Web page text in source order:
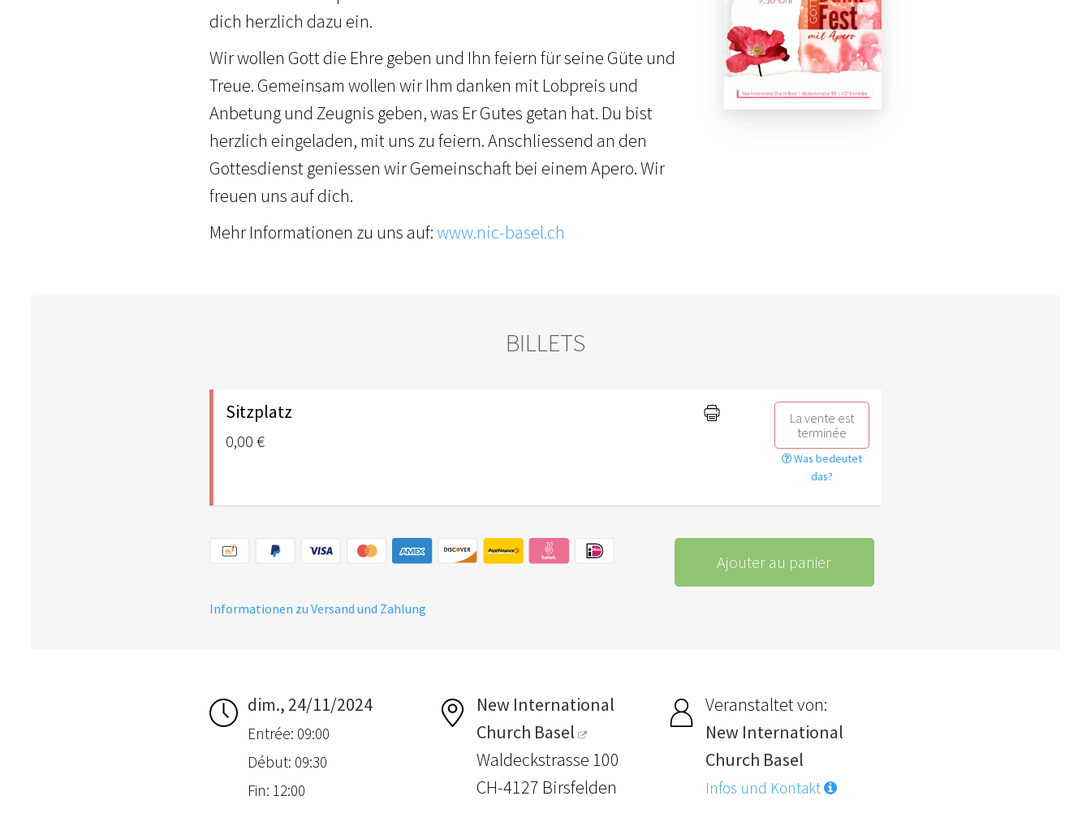
dich herzlich dazu ein.
Wir wollen Gott die Ehre geben und Ihn feiern für seine Güte und
Treue. Gemeinsam wollen wir Ihm danken mit Lobpreis und
Anbetung und Zeugnis geben, was Er Gutes getan hat. Du bist
herzlich eingeladen, mit uns zu feiern. Anschliessend an den
Gottesdienst geniessen wir Gemeinschaft bei einem Apero. Wir
freuen uns auf dich.
Mehr Informationen zu uns auf:www.nic-basel.ch
BILLETS
Sitzplatz
0,00 €
La vente est
terminée
Was bedeutet
das?
Ajouter au panier
Informationen zu Versand und Zahlung
dim., 24/11/2024
Entrée: 09:00
Début: 09:30
Fin: 12:00
New International
Church Basel
Waldeckstrasse 100
CH-4127 Birsfelden
Veranstaltet von:
New International
Church Basel
Infos und Kontakt